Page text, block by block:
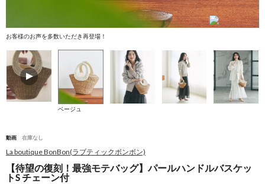
お客様のお声を多数いただき再登場！
ベージュ
動画 在庫なし
La boutique BonBon(ラブティックボンボン)
【待望の復刻！最強モテバッグ】パールハンドルバスケッ
トS チェーン付